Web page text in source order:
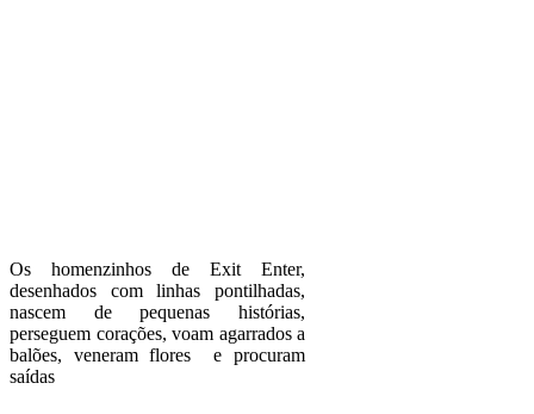
Os homenzinhos de Exit Enter,
desenhados com linhas pontilhadas,
nascem de pequenas histórias,
perseguem corações, voam agarrados a
balões, veneram flores e procuram
saídas